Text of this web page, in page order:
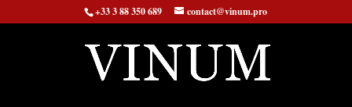
+33 3 88 350 689 contact@vinum.pro